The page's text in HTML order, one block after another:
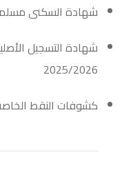
شهادة السكنى
شهادة التسجيل
2025/2026
كشوفات النقط